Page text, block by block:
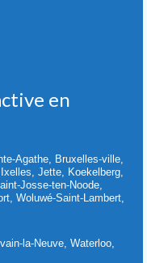
en
Agathe, Bruxelles-ville,
Jette, Koekelberg,
Josse-ten-Noode,
Woluwé-Saint-Lambert,
la-Neuve, Waterloo,